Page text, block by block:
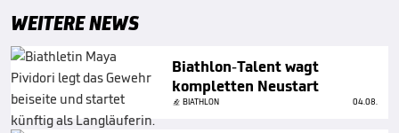
WEITERE NEWS
Biathlon-Talent wagt
kompletten Neustart
BIATHLON 04.08.